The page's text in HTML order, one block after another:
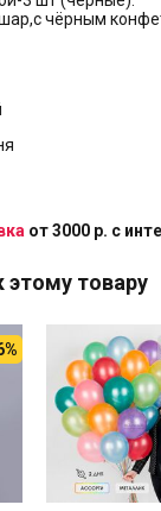
чёрным
от 3000 р. с
товару